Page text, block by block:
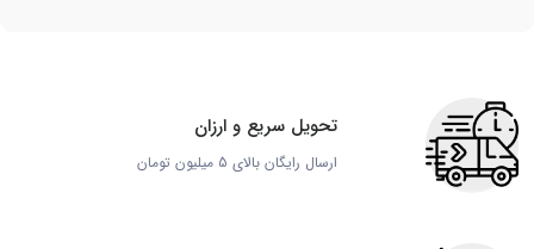
تحویل سریع و ارزان
ارسال رایگان بالای 5 میلیون تومان